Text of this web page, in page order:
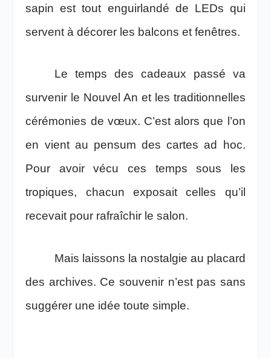
sapin est tout enguirlandé de LEDs qui
servent à décorer les balcons et fenêtres.
Le temps des cadeaux passé va
survenir le Nouvel An et les traditionnelles
cérémonies de vœux. C’est alors que l’on
en vient au pensum des cartes ad hoc.
Pour avoir vécu ces temps sous les
tropiques, chacun exposait celles qu’il
recevait pour rafraîchir le salon.
Mais laissons la nostalgie au placard
des archives. Ce souvenir n’est pas sans
suggérer une idée toute simple.